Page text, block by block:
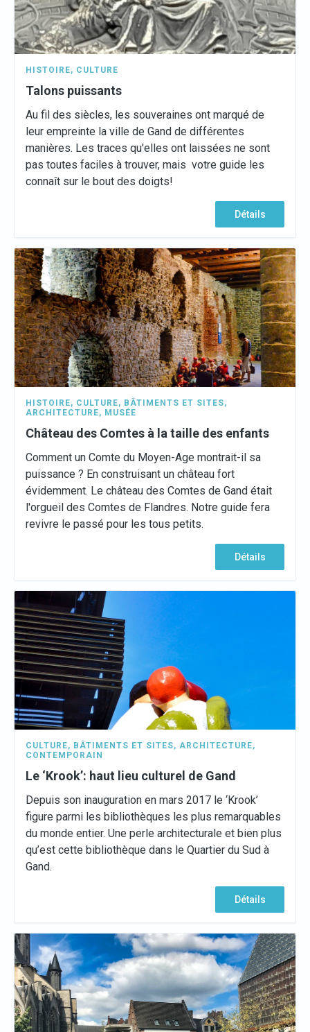
HISTOIRE, CULTURE
Talons puissants
Au fil des siècles, les souveraines ont marqué de
leur empreinte la ville de Gand de différentes
manières. Les traces qu'elles ont laissées ne sont
pas toutes faciles à trouver, mais votre guide les
connaît sur le bout des doigts!
Détails
HISTOIRE, CULTURE, BÂTIMENTS ET SITES,
ARCHITECTURE, MUSÉE
Château des Comtes à la taille des enfants
Comment un Comte du Moyen-Age montrait-il sa
puissance ? En construisant un château fort
évidemment. Le château des Comtes de Gand était
l'orgueil des Comtes de Flandres. Notre guide fera
revivre le passé pour les tous petits.
Détails
CULTURE, BÂTIMENTS ET SITES, ARCHITECTURE,
CONTEMPORAIN
Le ‘Krook’: haut lieu culturel de Gand
Depuis son inauguration en mars 2017 le ‘Krook’
figure parmi les bibliothèques les plus remarquables
du monde entier. Une perle architecturale et bien plus
qu’est cette bibliothèque dans le Quartier du Sud à
Gand.
Détails